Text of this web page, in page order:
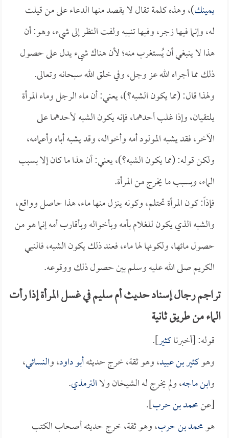
يمينك)، وهذه كلمة تقال لا يقصد منها الدعاء على من قيلت
له، وإنما فيها زجر، وفيها تنبيه ولفت النظر إلى شيء، وهو: أن
هذا لا ينبغي أن يُستغرب منه؛ لأن هناك شيء يدل على حصول
ذلك مما أجراه الله عز وجل، وفي خلق الله سبحانه وتعالى.
ولهذا قال: (مما يكون الشبه؟)، يعني: أن ماء الرجل وماء المرأة
يلتقيان، وإذا غلب أحدهما، فإنه يكون الشبه لأحدهما على
الآخر، فقد يشبه المولود أمه وأخواله، وقد يشبه أباه وأعمامه،
ولكن قوله: (مما يكون الشبه؟)، يعني: أن هذا ما كان إلا بسبب
الماء، وبسبب ما يخرج من المرأة.
فإذاً: كون المرأة تحتلم، وكونه ينزل منها ماء، هذا حاصل وواقع،
والشبه الذي يكون للغلام بأمه وبأخواله وبأقارب أمه إنما هو من
حصول مائها، ولكونها لها ماء، فعند ذلك يكون الشبه، فالنبي
الكريم صلى الله عليه وسلم بين حصول ذلك ووقوعه.
تراجم رجال إسناد حديث أم سليم في غسل المرأة إذا رأت
الماء من طريق ثانية
قوله: [أخبرناكثير].
وهوكثير بن عبيد، وهو ثقة، خرج حديثهأبو داود، والنسائي،
وابن ماجه، ولم يخرج له الشيخان ولاالترمذي.
[عنمحمد بن حرب].
هومحمد بن حرب، وهو ثقة، خرج حديثه أصحاب الكتب